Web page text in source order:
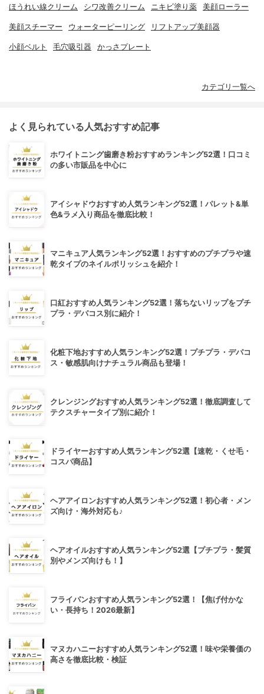
ほうれい線クリーム シワ改善クリーム ニキビ塗り薬 美顔ローラー
美顔スチーマー ウォーターピーリング リフトアップ美顔器
小顔ベルト 毛穴吸引器 かっさプレート
カテゴリ一覧へ
よく見られている人気おすすめ記事
ホワイトニング歯磨き粉おすすめランキング52選！口コミ
の多い市販品を中心に
アイシャドウおすすめ人気ランキング52選！パレット&単
色&ラメ入り商品を徹底比較！
マニキュア人気ランキング52選！おすすめのプチプラや速
乾タイプのネイルポリッシュを紹介！
口紅おすすめ人気ランキング52選！落ちないリップをプチ
プラ・デパコス別に紹介！
化粧下地おすすめ人気ランキング52選！プチプラ・デパコ
ス・敏感肌向けナチュラル商品も登場！
クレンジングおすすめ人気ランキング52選！徹底調査して
テクスチャータイプ別に紹介！
ドライヤーおすすめ人気ランキング52選【速乾・くせ毛・
コスパ商品】
ヘアアイロンおすすめ人気ランキング52選！初心者・メン
ズ向け・海外対応も♪
ヘアオイルおすすめ人気ランキング52選【プチプラ・髪質
別やメンズ向けも！】
フライパンおすすめ人気ランキング52選！【焦げ付かな
い・長持ち！2026最新】
マヌカハニーおすすめ人気ランキング52選！味や栄養価の
高さを徹底比較・検証